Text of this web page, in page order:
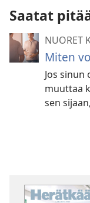
Saatat
NUORET
Miten
Jos
muuttaa
sen